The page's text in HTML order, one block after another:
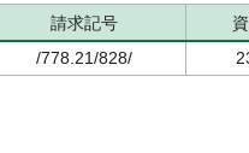
請求記号
/778.21/828/